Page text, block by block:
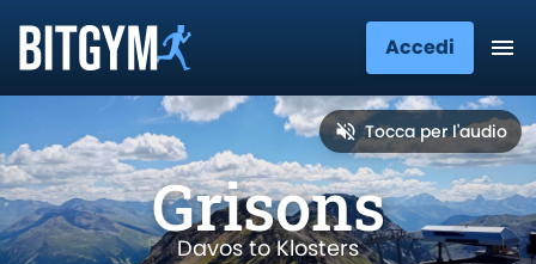
Accedi
Tocca per l'audio
Grisons
Davos to Klosters